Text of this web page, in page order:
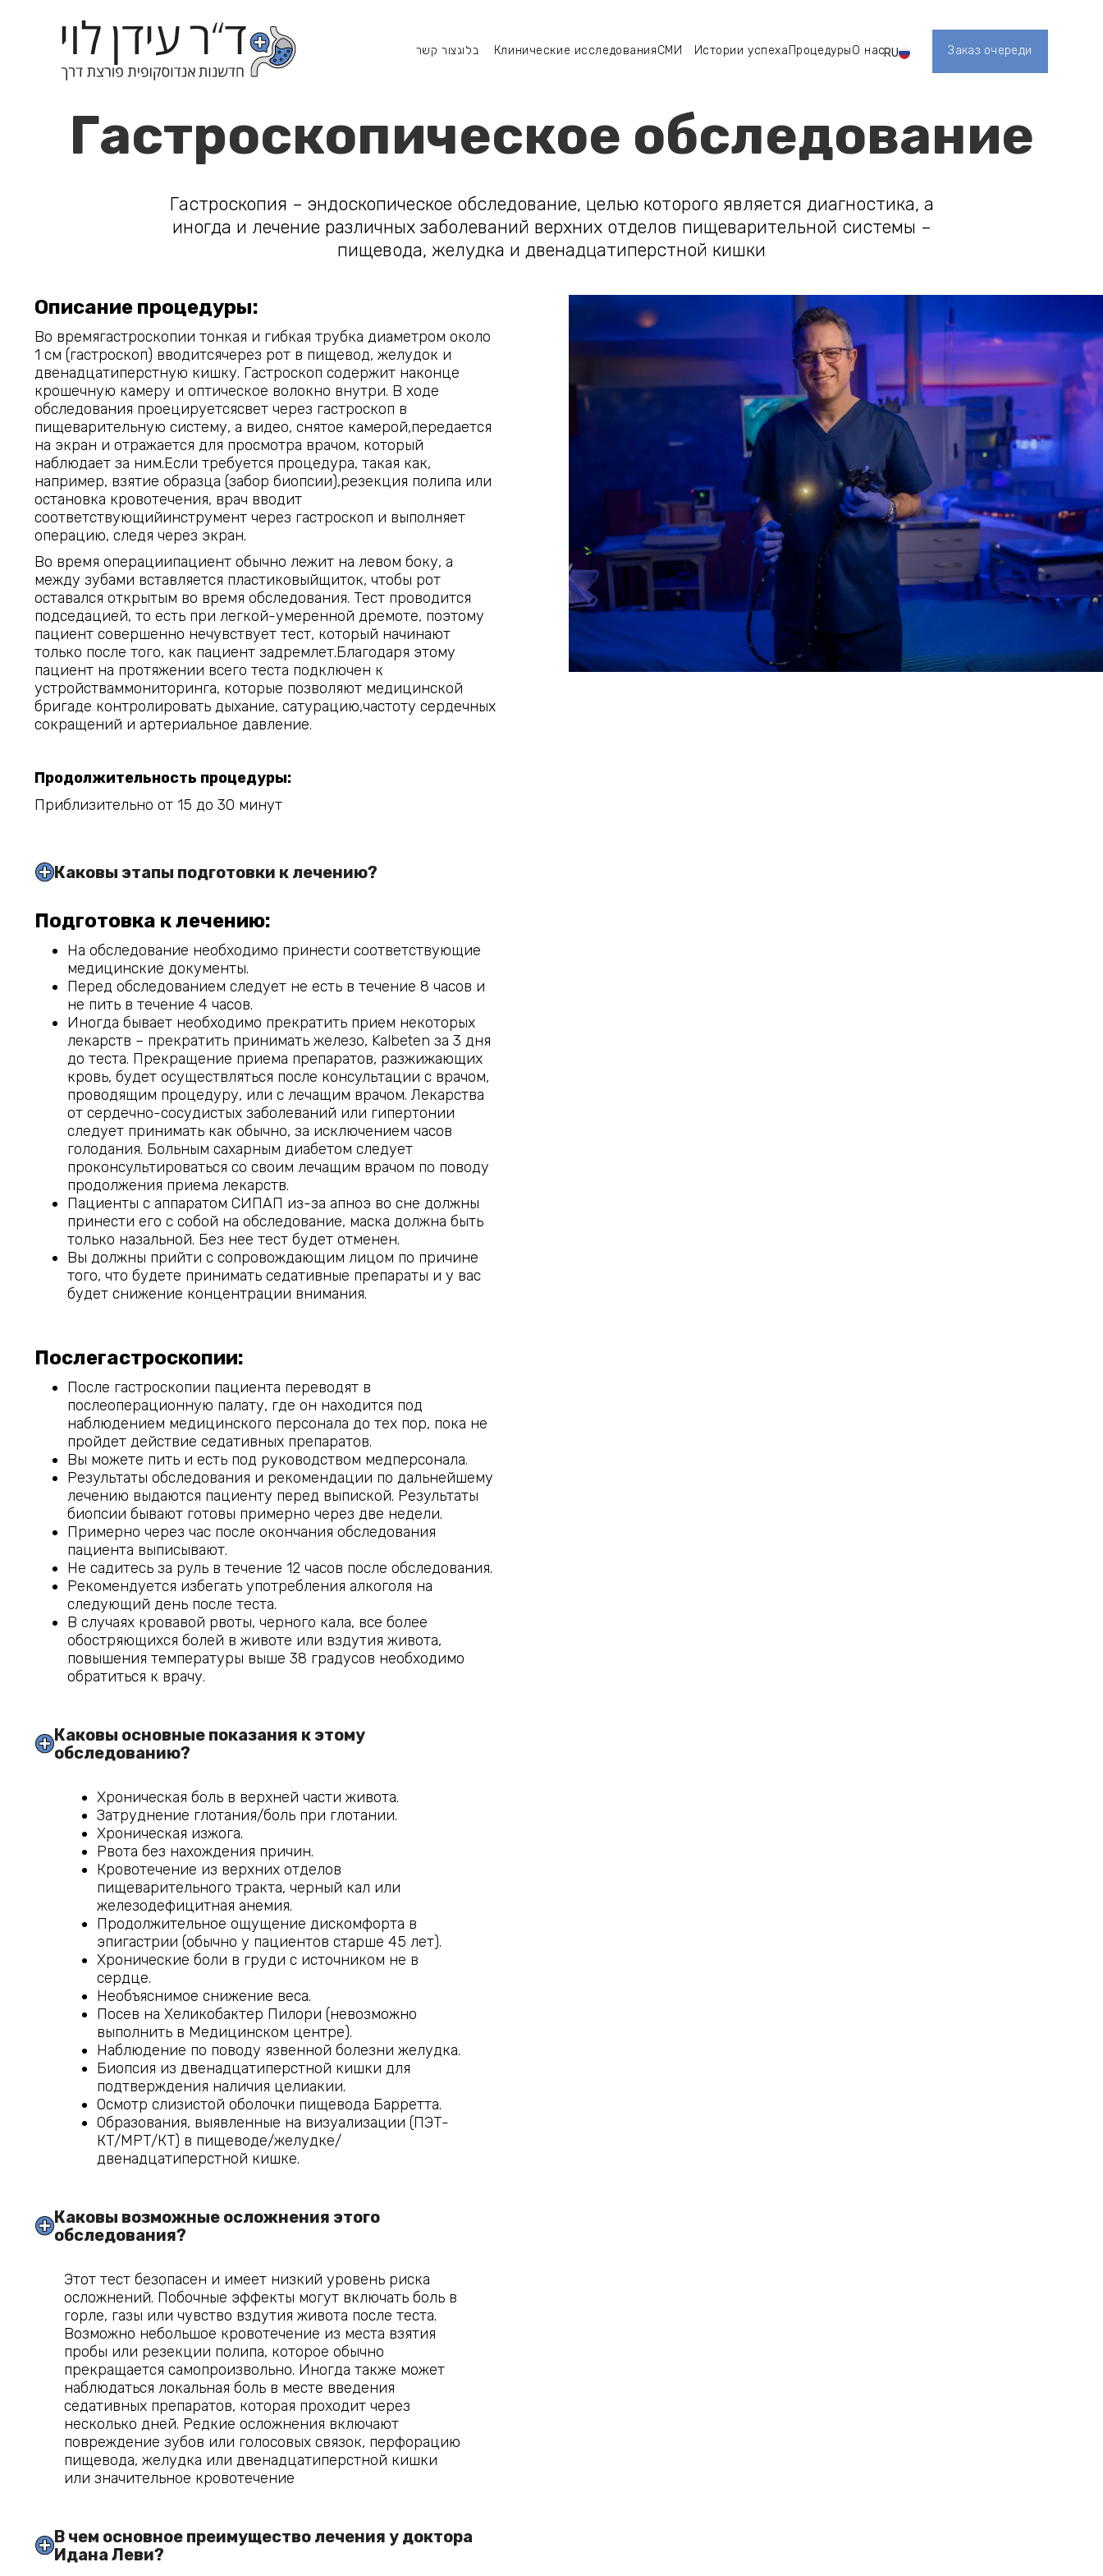
Заказ очереди
RU
О нас
Процедуры
Истории успеха
סיפורי
СМИ
Клинические исследования
מחקר
בלוגצור קשר
Гастроскопическое обследование
Гастроскопия – эндоскопическое обследование, целью которого является диагностика, а
иногда и лечение различных заболеваний верхних отделов пищеварительной системы –
пищевода, желудка и двенадцатиперстной кишки
Описание процедуры:
Во времягастроскопии тонкая и гибкая трубка диаметром около
1 см (гастроскоп) вводитсячерез рот в пищевод, желудок и
двенадцатиперстную кишку. Гастроскоп содержит наконце
крошечную камеру и оптическое волокно внутри. В ходе
обследования проецируетсясвет через гастроскоп в
пищеварительную систему, а видео, снятое камерой,передается
на экран и отражается для просмотра врачом, который
наблюдает за ним.Если требуется процедура, такая как,
например, взятие образца (забор биопсии),резекция полипа или
остановка кровотечения, врач вводит
соответствующийинструмент через гастроскоп и выполняет
операцию, следя через экран.
Во время операциипациент обычно лежит на левом боку, а
между зубами вставляется пластиковыйщиток, чтобы рот
оставался открытым во время обследования. Тест проводится
подседацией, то есть при легкой-умеренной дремоте, поэтому
пациент совершенно нечувствует тест, который начинают
только после того, как пациент задремлет.Благодаря этому
пациент на протяжении всего теста подключен к
устройстваммониторинга, которые позволяют медицинской
бригаде контролировать дыхание, сатурацию,частоту сердечных
сокращений и артериальное давление.
Продолжительность процедуры:
Приблизительно от 15 до 30 минут
Каковы этапы подготовки к лечению?
Подготовка к лечению:
На обследование необходимо принести соответствующие
медицинские документы.
Перед обследованием следует не есть в течение 8 часов и
не пить в течение 4 часов.
Иногда бывает необходимо прекратить прием некоторых
лекарств – прекратить принимать железо, Kalbeten за 3 дня
до теста. Прекращение приема препаратов, разжижающих
кровь, будет осуществляться после консультации с врачом,
проводящим процедуру, или с лечащим врачом. Лекарства
от сердечно-сосудистых заболеваний или гипертонии
следует принимать как обычно, за исключением часов
голодания. Больным сахарным диабетом следует
проконсультироваться со своим лечащим врачом по поводу
продолжения приема лекарств.
Пациенты с аппаратом СИПАП из-за апноэ во сне должны
принести его с собой на обследование, маска должна быть
только назальной. Без нее тест будет отменен.
Вы должны прийти с сопровождающим лицом по причине
того, что будете принимать седативные препараты и у вас
будет снижение концентрации внимания.
Послегастроскопии:
После гастроскопии пациента переводят в
послеоперационную палату, где он находится под
наблюдением медицинского персонала до тех пор, пока не
пройдет действие седативных препаратов.
Вы можете пить и есть под руководством медперсонала.
Результаты обследования и рекомендации по дальнейшему
лечению выдаются пациенту перед выпиской. Результаты
биопсии бывают готовы примерно через две недели.
Примерно через час после окончания обследования
пациента выписывают.
Не садитесь за руль в течение 12 часов после обследования.
Рекомендуется избегать употребления алкоголя на
следующий день после теста.
В случаях кровавой рвоты, черного кала, все более
обостряющихся болей в животе или вздутия живота,
повышения температуры выше 38 градусов необходимо
обратиться к врачу.
Каковы основные показания к этому
обследованию?
Хроническая боль в верхней части живота.
Затруднение глотания/боль при глотании.
Хроническая изжога.
Рвота без нахождения причин.
Кровотечение из верхних отделов
пищеварительного тракта, черный кал или
железодефицитная анемия.
Продолжительное ощущение дискомфорта в
эпигастрии (обычно у пациентов старше 45 лет).
Хронические боли в груди с источником не в
сердце.
Необъяснимое снижение веса.
Посев на Хеликобактер Пилори (невозможно
выполнить в Медицинском центре).
Наблюдение по поводу язвенной болезни желудка.
Биопсия из двенадцатиперстной кишки для
подтверждения наличия целиакии.
Осмотр слизистой оболочки пищевода Барретта.
Образования, выявленные на визуализации (ПЭТ-
КТ/МРТ/КТ) в пищеводе/желудке/
двенадцатиперстной кишке.
Каковы возможные осложнения этого
обследования?
Этот тест безопасен и имеет низкий уровень риска
осложнений. Побочные эффекты могут включать боль в
горле, газы или чувство вздутия живота после теста.
Возможно небольшое кровотечение из места взятия
пробы или резекции полипа, которое обычно
прекращается самопроизвольно. Иногда также может
наблюдаться локальная боль в месте введения
седативных препаратов, которая проходит через
несколько дней. Редкие осложнения включают
повреждение зубов или голосовых связок, перфорацию
пищевода, желудка или двенадцатиперстной кишки
или значительное кровотечение
В чем основное преимущество лечения у доктора
Идана Леви?